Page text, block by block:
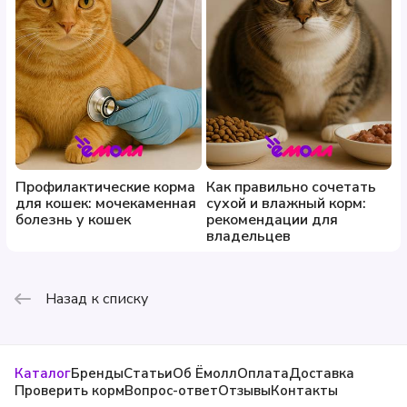
Профилактические корма
для кошек: мочекаменная
болезнь у кошек
Как правильно сочетать
сухой и влажный корм:
рекомендации для
владельцев
Назад к списку
КаталогБрендыСтатьиОб ЁмоллОплатаДоставка
Проверить кормВопрос-ответОтзывыКонтакты